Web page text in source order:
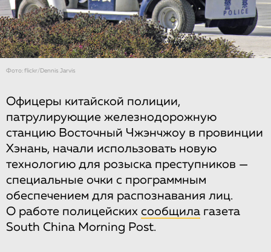
Фото: flickr/Dennis Jarvis
Офицеры китайской полиции,
патрулирующие железнодорожную
станцию Восточный Чжэнчжоу в провинции
Хэнань, начали использовать новую
технологию для розыска преступников —
специальные очки с программным
обеспечением для распознавания лиц.
О работе полицейских сообщила газета
South China Morning Post.